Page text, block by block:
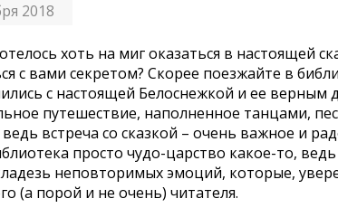
2018
хоть на миг оказаться в настоящей
с вами секретом? Скорее поезжайте в
с настоящей Белоснежкой и ее верным
путешествие, наполненное танцами,
ведь встреча со сказкой – очень важное и
просто чудо-царство какое-то,
неповторимых эмоций, которые,
(а порой и не очень) читателя.